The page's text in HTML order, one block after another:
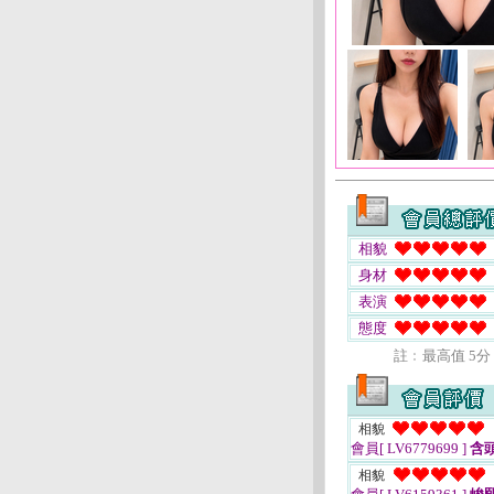
相貌
身材
表演
態度
註﹕最高值 5分
相貌
會員[ LV6779699 ] 含
相貌